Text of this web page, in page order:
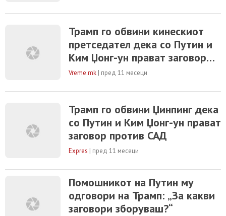
Трамп го обвини кинескиот
претседател дека со Путин и
Ким Џонг-ун прават заговор
против САД
Vreme.mk | пред 11 месеци
Трамп го обвини Џинпинг дека
со Путин и Ким Џонг-ун прават
заговор против САД
Expres | пред 11 месеци
Помошникот на Путин му
одговори на Трамп: „За какви
заговори зборуваш?“